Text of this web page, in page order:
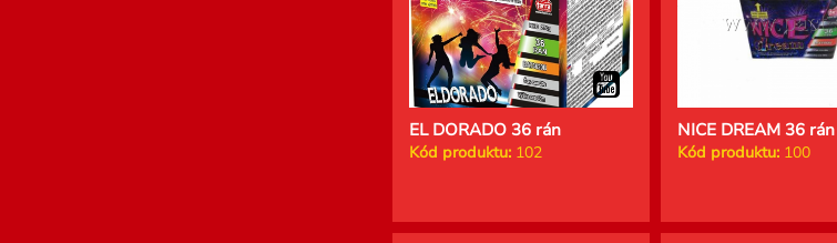
EL DORADO 36 rán
Kód produktu:102
NICE DREAM 36 rán
Kód produktu: 100